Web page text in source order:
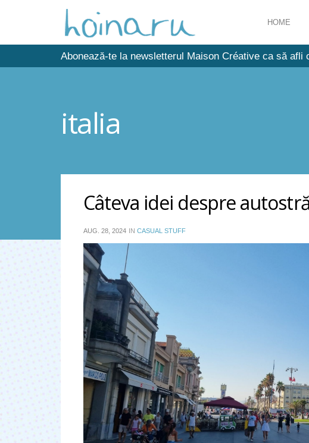
HOME
Abonează-te la newsletterul Maison Créative ca să afli
italia
Câteva idei despre
AUG. 28, 2024 IN CASUAL STUFF